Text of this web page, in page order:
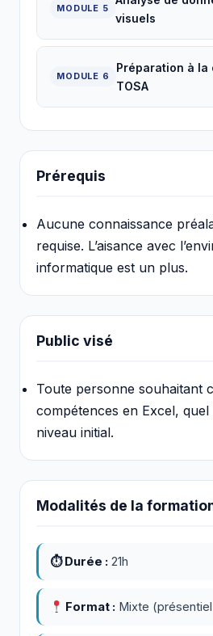
MODULE 5
visuels
MODULE 6
Préparation à
TOSA
Prérequis
Aucune connaissance
requise. L’aisance avec
informatique est un plus.
Public visé
Toute personne souhaitant
compétences en Excel,
niveau initial.
Modalités de la
⏱ Durée : 21h
Format : Mixte